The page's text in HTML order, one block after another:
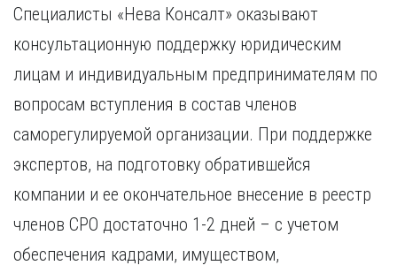
Специалисты «Нева Консалт» оказывают
консультационную поддержку юридическим
лицам и индивидуальным предпринимателям по
вопросам вступления в состав членов
саморегулируемой организации. При поддержке
экспертов, на подготовку обратившейся
компании и ее окончательное внесение в реестр
членов СРО достаточно 1-2 дней – с учетом
обеспечения кадрами, имуществом,